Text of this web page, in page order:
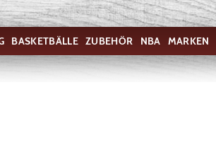
BASKETBÄLLE ZUBEHÖR NBA MARKEN